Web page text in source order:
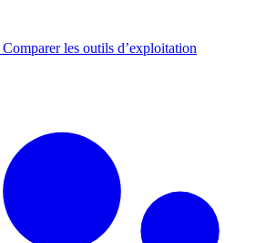
Comparer les outils d’exploitation